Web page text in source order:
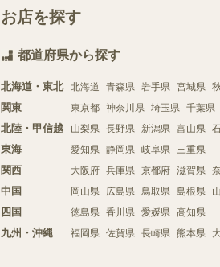
お店を探す
都道府県から探す
北海道・東北 北海道 青森県 岩手県 宮城県
関東 東京都 神奈川県 埼玉県 千葉県
北陸・甲信越 山梨県 長野県 新潟県 富山県
東海 愛知県 静岡県 岐阜県 三重県
関西 大阪府 兵庫県 京都府 滋賀県
中国 岡山県 広島県 鳥取県 島根県
四国 徳島県 香川県 愛媛県 高知県
九州・沖縄 福岡県 佐賀県 長崎県 熊本県